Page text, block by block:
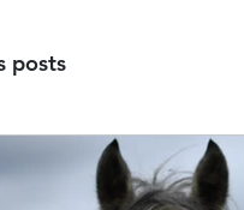
posts